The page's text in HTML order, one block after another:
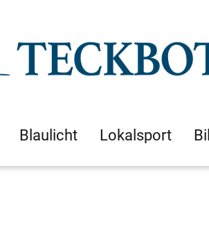
Blaulicht Lokalsport